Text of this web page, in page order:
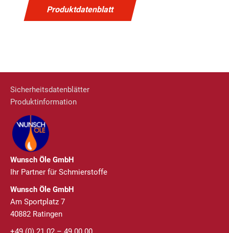
Produktdatenblatt
Sicherheitsdatenblätter
Produktinformation
Wunsch Öle GmbH
Ihr Partner für Schmierstoffe
Wunsch Öle GmbH
Am Sportplatz 7
40882 Ratingen